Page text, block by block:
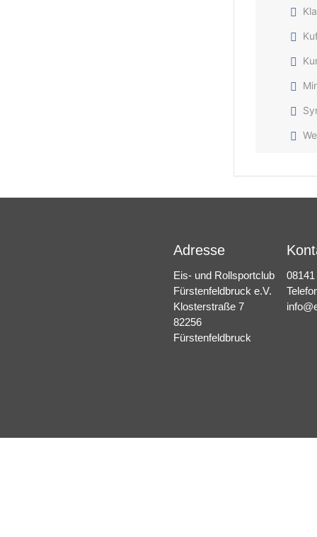
Adresse
Eis- und Rollsportclub
Fürstenfeldbruck e.V.
Klosterstraße 7
82256
Fürstenfeldbruck